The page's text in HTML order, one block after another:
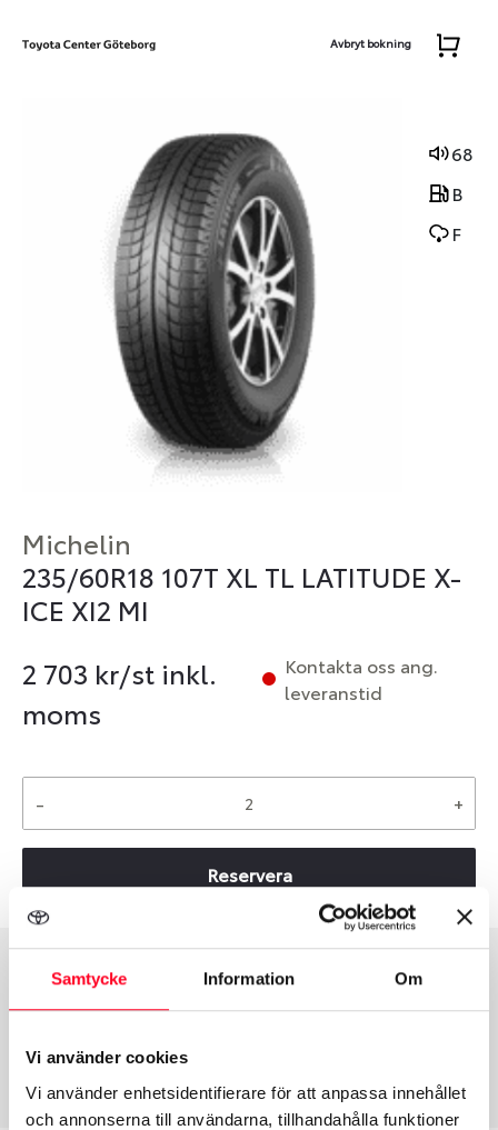
Samtycke Information Om
Vi använder cookies
Vi använder enhetsidentifierare för att anpassa innehållet
och annonserna till användarna, tillhandahålla funktioner
Avbryt bokning
68
B
F
Michelin
235/60R18 107T XL TL LATITUDE X-
ICE XI2 MI
2 703 kr/st inkl.
moms
Kontakta oss ang.
leveranstid
- +
Reservera
USA, 4x4 vinter 235/60 R 18 107T
Art nummer